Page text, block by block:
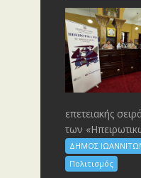
επετειακής
των
ΔΗΜΟΣ
Πολιτισμός